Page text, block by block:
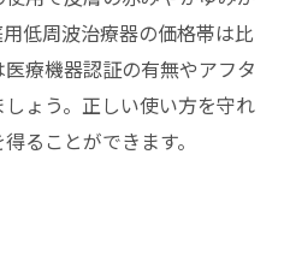
低周波治療器の価格帯は比
療機器認証の有無やアフタ
ょう。正しい使い方を守れ
ることができます。